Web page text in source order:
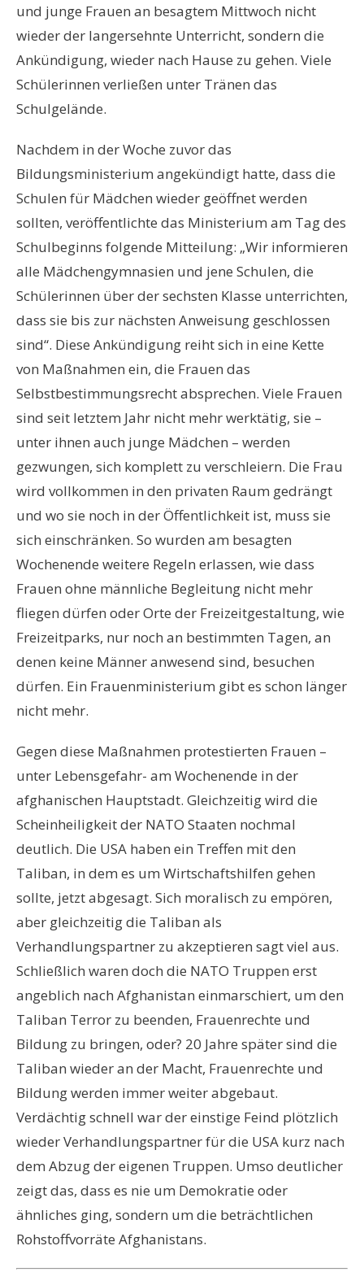
und junge Frauen an besagtem Mittwoch nicht
wieder der langersehnte Unterricht, sondern die
Ankündigung, wieder nach Hause zu gehen. Viele
Schülerinnen verließen unter Tränen das
Schulgelände.
Nachdem in der Woche zuvor das
Bildungsministerium angekündigt hatte, dass die
Schulen für Mädchen wieder geöffnet werden
sollten, veröffentlichte das Ministerium am Tag des
Schulbeginns folgende Mitteilung: „Wir informieren
alle Mädchengymnasien und jene Schulen, die
Schülerinnen über der sechsten Klasse unterrichten,
dass sie bis zur nächsten Anweisung geschlossen
sind“. Diese Ankündigung reiht sich in eine Kette
von Maßnahmen ein, die Frauen das
Selbstbestimmungsrecht absprechen. Viele Frauen
sind seit letztem Jahr nicht mehr werktätig, sie –
unter ihnen auch junge Mädchen – werden
gezwungen, sich komplett zu verschleiern. Die Frau
wird vollkommen in den privaten Raum gedrängt
und wo sie noch in der Öffentlichkeit ist, muss sie
sich einschränken. So wurden am besagten
Wochenende weitere Regeln erlassen, wie dass
Frauen ohne männliche Begleitung nicht mehr
fliegen dürfen oder Orte der Freizeitgestaltung, wie
Freizeitparks, nur noch an bestimmten Tagen, an
denen keine Männer anwesend sind, besuchen
dürfen. Ein Frauenministerium gibt es schon länger
nicht mehr.
Gegen diese Maßnahmen protestierten Frauen –
unter Lebensgefahr- am Wochenende in der
afghanischen Hauptstadt. Gleichzeitig wird die
Scheinheiligkeit der NATO Staaten nochmal
deutlich. Die USA haben ein Treffen mit den
Taliban, in dem es um Wirtschaftshilfen gehen
sollte, jetzt abgesagt. Sich moralisch zu empören,
aber gleichzeitig die Taliban als
Verhandlungspartner zu akzeptieren sagt viel aus.
Schließlich waren doch die NATO Truppen erst
angeblich nach Afghanistan einmarschiert, um den
Taliban Terror zu beenden, Frauenrechte und
Bildung zu bringen, oder? 20 Jahre später sind die
Taliban wieder an der Macht, Frauenrechte und
Bildung werden immer weiter abgebaut.
Verdächtig schnell war der einstige Feind plötzlich
wieder Verhandlungspartner für die USA kurz nach
dem Abzug der eigenen Truppen. Umso deutlicher
zeigt das, dass es nie um Demokratie oder
ähnliches ging, sondern um die beträchtlichen
Rohstoffvorräte Afghanistans.